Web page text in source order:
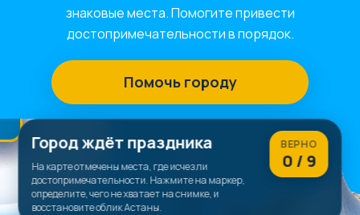
знаковые места. Помогите привести
достопримечательности в порядок.
Помочь городу
Город ждёт праздника
На карте отмечены места, где исчезли
достопримечательности. Нажмите на маркер,
определите, чего не хватает на снимке, и
восстановите облик Астаны.
ВЕРНО
0 / 9